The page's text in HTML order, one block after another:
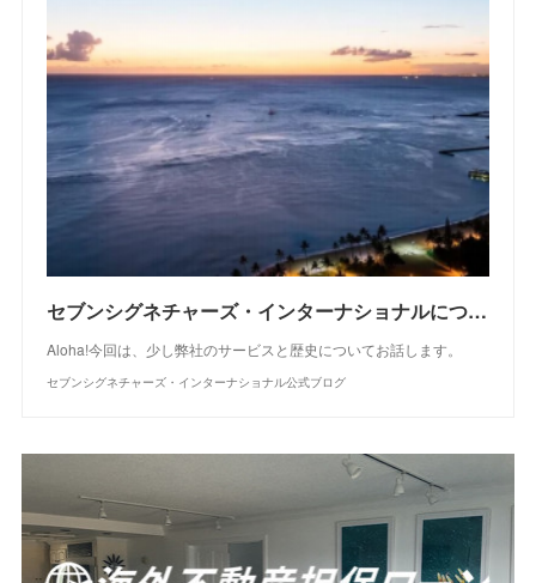
セブンシグネチャーズ・インターナショナルについて
Aloha!今回は、少し弊社のサービスと歴史についてお話します。
セブンシグネチャーズ・インターナショナル公式ブログ